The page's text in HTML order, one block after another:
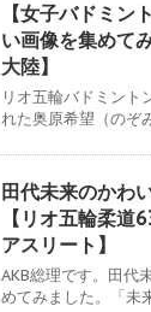
【女子バドミン
い画像を集めて
大陸】
リオ五輪バドミント
れた奥原希望（のぞ
田代未来のかわ
【リオ五輪柔
アスリート】
AKB総理です。田代
めてみました。「未